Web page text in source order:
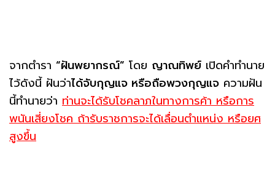
จากตำรา “ฝันพยากรณ์” โดย ญาณทิพย์ เปิดคำทำนาย
ไว้ดังนี้ ฝันว่าได้จับกุญแจ หรือถือพวงกุญแจ ความฝัน
นี้ทำนายว่า ท่านจะได้รับโชคลาภในทางการค้า หรือการ
พนันเสี่ยงโชค ถ้ารับราชการจะได้เลื่อนตำแหน่ง หรือยศ
สูงขึ้น